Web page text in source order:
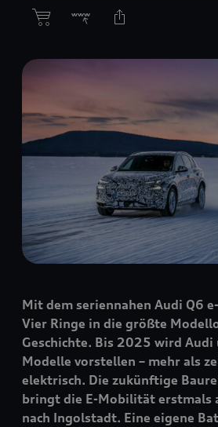
Mit dem seriennahen Audi Q6
Vier Ringe in die größte
Geschichte. Bis 2025 wird Audi
Modelle vorstellen – mehr als
elektrisch. Die zukünftige
bringt die E-Mobilität erstmals
nach Ingolstadt. Eine eigene